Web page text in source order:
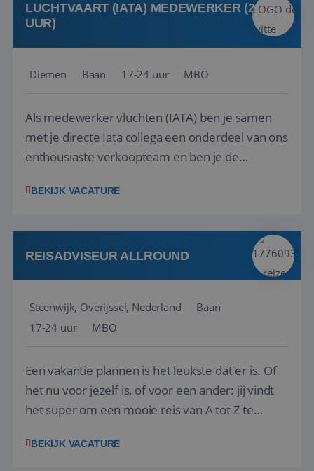
LUCHTVAART (IATA) MEDEWERKER (24-32
UUR)
Diemen Baan 17-24 uur MBO
Als medewerker vluchten (IATA) ben je samen
met je directe Iata collega een onderdeel van ons
enthousiaste verkoopteam en ben je de
en tarieven waar je collega’s niet uitkomen.
kwaliteitsbewaking van alles wat met IATA te m...
BEKIJK VACATURE
REISADVISEUR ALLROUND
Steenwijk, Overijssel, Nederland
Baan
17-24 uur
MBO
Een vakantie plannen is het leukste dat er is. Of
het nu voor jezelf is, of voor een ander: jij vindt
het super om een mooie reis van A tot Z te
vakantiegangers de meest prachtige plekjes op
BEKIJK VACATURE